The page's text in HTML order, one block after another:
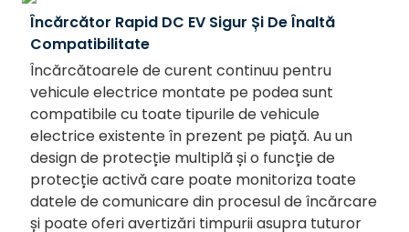
Încărcător Rapid DC EV Sigur Și De Înaltă
Compatibilitate
Încărcătoarele de curent continuu pentru
vehicule electrice montate pe podea sunt
compatibile cu toate tipurile de vehicule
electrice existente în prezent pe piață. Au un
design de protecție multiplă și o funcție de
protecție activă care poate monitoriza toate
datele de comunicare din procesul de încărcare
și poate oferi avertizări timpurii asupra tuturor